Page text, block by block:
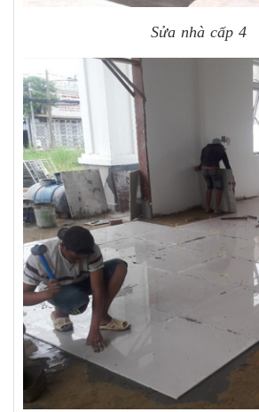
Sửa nhà cấp 4